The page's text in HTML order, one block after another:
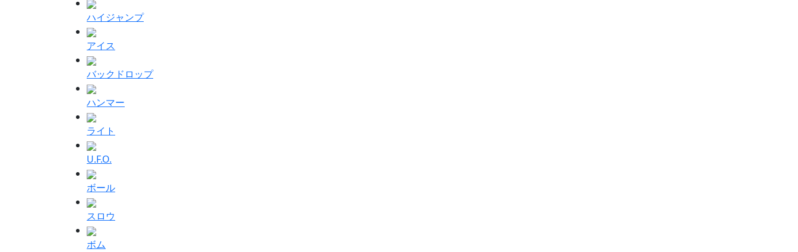
ハイジャンプ
アイス
バックドロップ
ハンマー
ライト
U.F.O.
ボール
スロウ
ボム